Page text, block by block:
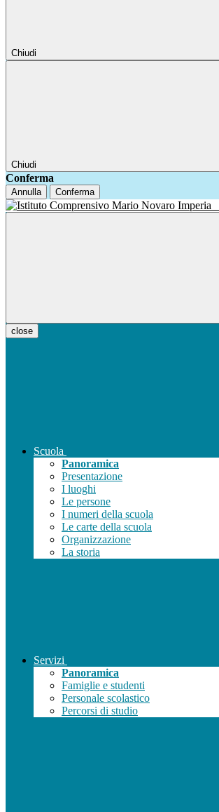
Chiudi
Chiudi
Conferma
Annulla Conferma
close
Scuola
Panoramica
Presentazione
I luoghi
Le persone
I numeri della scuola
Le carte della scuola
Organizzazione
La storia
Servizi
Panoramica
Famiglie e studenti
Personale scolastico
Percorsi di studio